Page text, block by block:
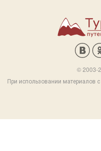
© 2003-
При использовании материалов